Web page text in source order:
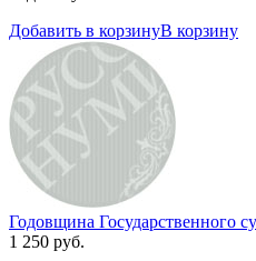
Добавить в корзинуВ корзину
Годовщина Государственного
1 250 руб.